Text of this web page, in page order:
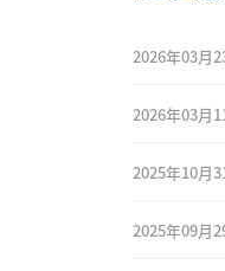
2026年03月
2026年03月
2025年10月
2025年09月